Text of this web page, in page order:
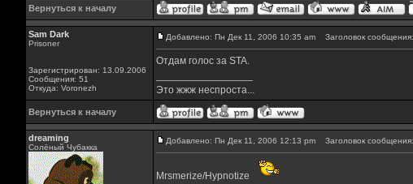
Вернуться к началу
Sam Dark
Prisoner
Зарегистрирован: 13.09.2006
Сообщения: 51
Откуда: Voronezh
Добавлено: Пн Дек 11, 2006 10:35 am Заголовок сообщения:
Отдам голос за STA.
Это жжж неспроста...
Вернуться к началу
dreaming
Солёный Чубакка
Добавлено: Пн Дек 11, 2006 12:13 pm Заголовок сообщения:
Mrsmerize/Hypnotize